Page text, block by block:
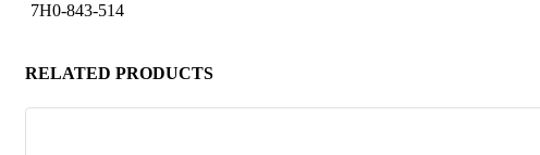
7H0-843-514
RELATED PRODUCTS